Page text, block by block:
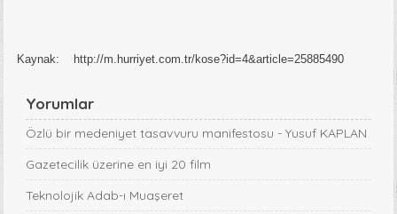
Kaynak: http://m.hurriyet.com.tr/kose?id=4&article=25885490
Yorumlar
Özlü bir medeniyet tasavvuru manifestosu - Yusuf KAPLAN
Gazetecilik üzerine en iyi 20 film
Teknolojik Adab-ı Muaşeret